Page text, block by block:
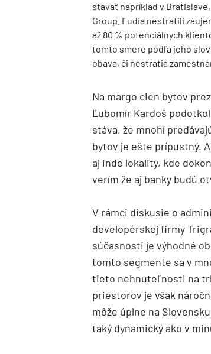
stavať napríklad v
Group. Ľudia nestratili
až 80 % potenciálnych
tomto smere podľa jeho slov
obava, či nestratia
Na margo cien bytov
Ľubomír Kardoš
stáva, že mnohí
bytov je ešte prípustný.
aj inde lokality, kde
verím že aj banky budú
V rámci diskusie o
developérskej firmy
súčasnosti je výhodné
tomto segmente sa v
tieto nehnuteľnosti na
priestorov je však
môže úplne na
taký dynamický ako v